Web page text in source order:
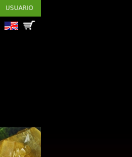
USUARIO